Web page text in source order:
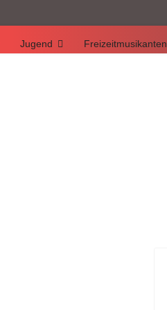
Jugend Freizeitmusikanten